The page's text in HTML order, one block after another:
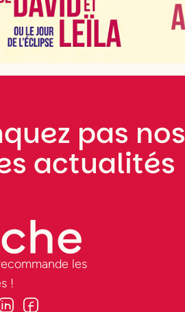
pas nos
actualités
les
!